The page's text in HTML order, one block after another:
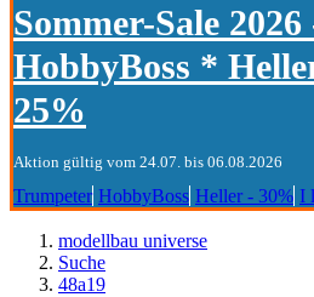
Sommer-Sale
HobbyBoss *
25%
Aktion gültig vom 24.07. bis 06.08.2026
Trumpeter HobbyBoss Heller - 30% I
modellbau universe
Suche
48a19